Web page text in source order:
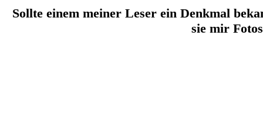
Sollte einem meiner Leser ein Denkmal
sie mir